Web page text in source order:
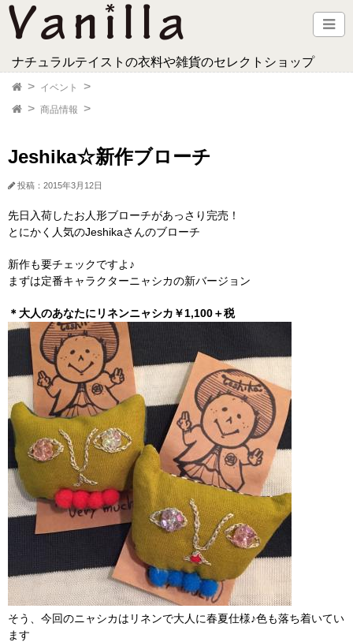
ナチュラルテイストの衣料や雑貨のセレクトショップ
イベント
商品情報
Jeshika☆新作ブローチ
投稿：2015年3月12日
先日入荷したお人形ブローチがあっさり完売！
とにかく人気のJeshikaさんのブローチ
新作も要チェックですよ♪
まずは定番キャラクターニャシカの新バージョン
＊大人のあなたにリネンニャシカ￥1,100＋税
そう、今回のニャシカはリネンで大人に春夏仕様♪色も落ち着いてい
ます